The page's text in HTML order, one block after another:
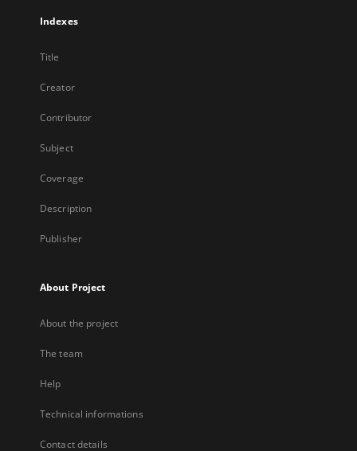
Indexes
Title
Creator
Contributor
Subject
Coverage
Description
Publisher
About Project
About the project
The team
Help
Technical informations
Contact details